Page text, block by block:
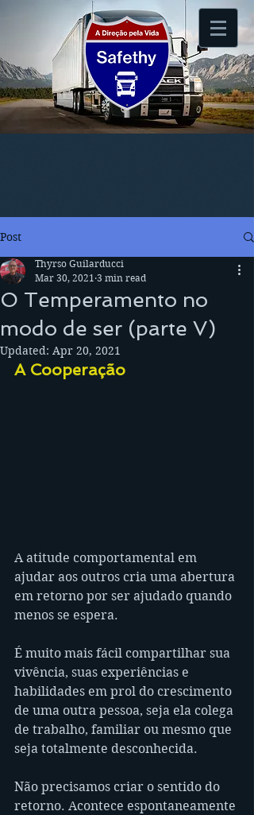
Post
O Temperamento no
modo de ser (parte V)
Thyrso Guilarducci
Mar 30, 2021 3 min read
Updated: Apr 20, 2021
A Cooperação
A atitude comportamental em
ajudar aos outros cria uma abertura
em retorno por ser ajudado quando
menos se espera.
É muito mais fácil compartilhar sua
vivência, suas experiências e
habilidades em prol do crescimento
de uma outra pessoa, seja ela colega
de trabalho, familiar ou mesmo que
seja totalmente desconhecida.
Não precisamos criar o sentido do
retorno. Acontece espontaneamente